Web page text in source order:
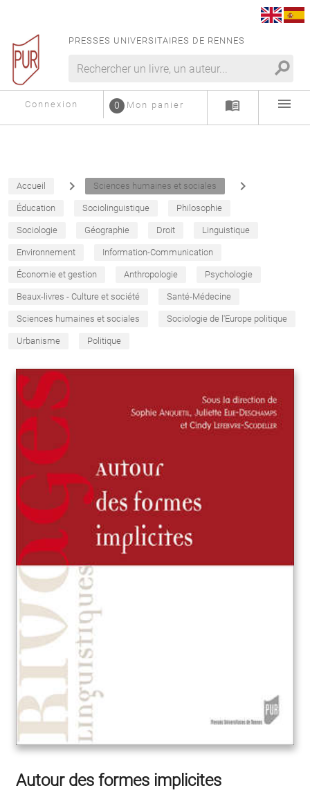
PRESSES UNIVERSITAIRES DE RENNES
search
Connexion Mon panier
0 menu_book menu
Accueil navigate_next Sciences humaines et sociales navigate_next
Éducation Sociolinguistique Philosophie
Sociologie Géographie Droit Linguistique
Environnement Information-Communication
Économie et gestion Anthropologie Psychologie
Beaux-livres - Culture et société Santé-Médecine
Sciences humaines et sociales Sociologie de l'Europe politique
Urbanisme Politique
Autour des formes implicites